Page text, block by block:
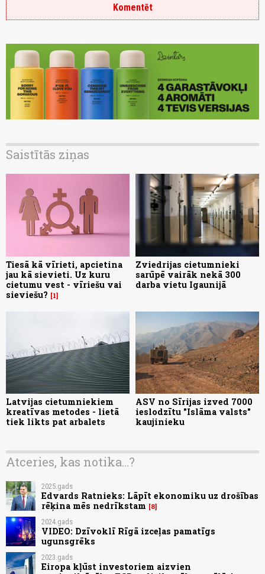
Komentēt
Saistītās ziņas
Tiesā kā vīrieti, apcietina
jau kā sievieti. Uz kuru
cietumu vest - vīriešu vai
sieviešu?
1
Zviedrijas cietumnieki
sarūpē vairāk nekā 300
darba vietu Igaunijā
Latvijas cietumniekiem
kreatīvas metodes - lietā
tiek likts pat arbalets
ASV no Sīrijas izved 7000
ieslodzītu "Islāma valsts"
kaujinieku
Atceries, kas notika...?
2025.gads
Edvards Ratnieks: Lāpīt ekonomiku uz drošības
rēķina mēs nedrīkstam
8
2024.gads
VIDEO: Dzīvoklī Rīgā izceļas pamatīgs
ugunsgrēks
2023.gads
Eiropa kļūst investoriem aizvien